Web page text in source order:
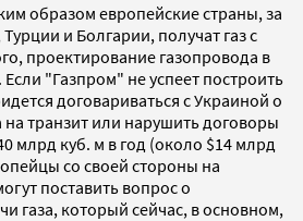
образом европейские страны, за
и Болгарии, получат газ с
проектирование газопровода в
"Газпром" не успеет построить
договариваться с Украиной о
транзит или нарушить договоры
млрд куб. м в год (около $14 млрд
со своей стороны на
поставить вопрос о
газа, который сейчас, в основном,